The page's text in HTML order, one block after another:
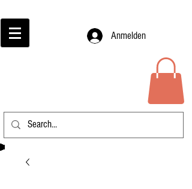
Anmelden